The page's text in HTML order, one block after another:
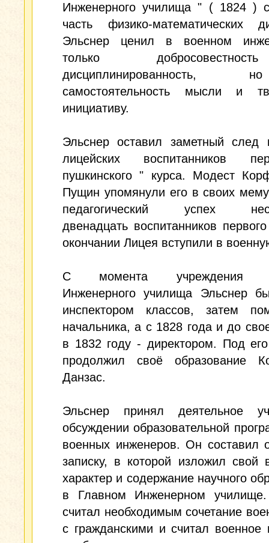
Инженерного училища " ( 1824 )
часть физико-математических
Эльснер ценил в военном
только
самостоятельность мысли и
инициативу.
Эльснер оставил заметный след
лицейских воспитанников
пушкинского " курса. Модест
Пущин упомянули его в своих
педагогический успех
двенадцать воспитанников
окончании Лицея вступили в
С момента учреждения
Инженерного училища Эльснер
инспектором классов, затем
начальника, а с 1828 года и до
в 1832 году - директором. Под
продолжил своё образование
Данзас.
Эльснер принял деятельное
обсуждении образовательной
военных инженеров. Он составил
записку, в которой изложил свой
характер и содержание научного
в Главном Инженерном
считал необходимым сочетание
с гражданскими и считал военное